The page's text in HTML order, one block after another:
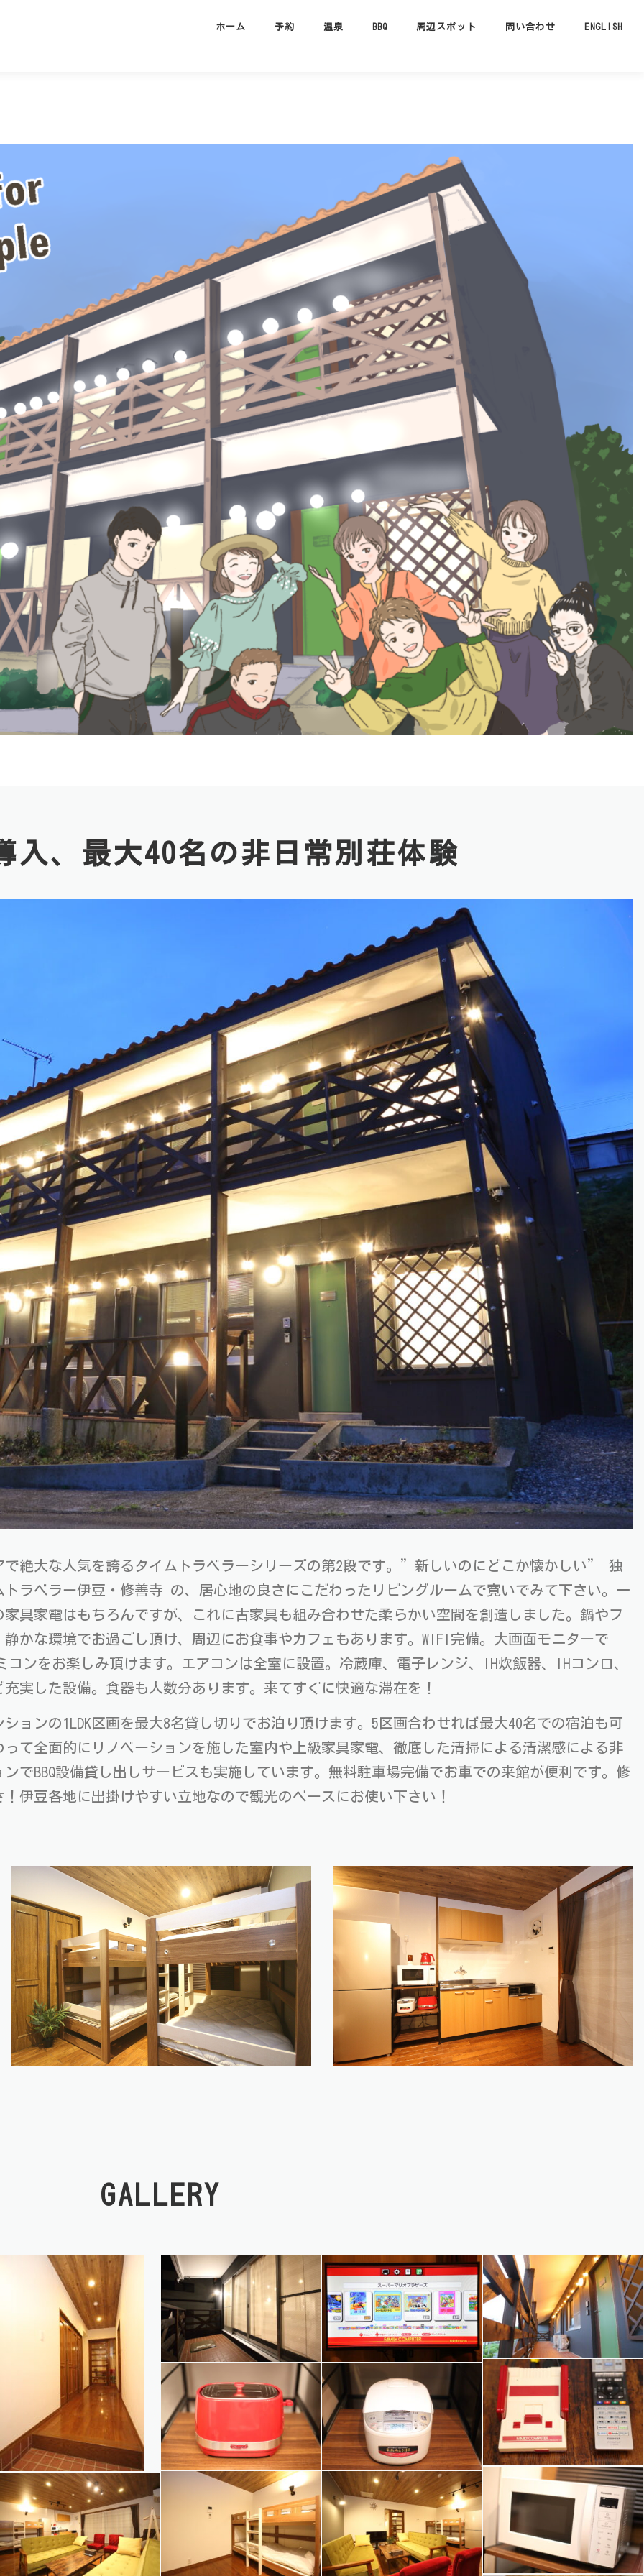
ホーム 予約 温泉 BBQ 周辺スポット 問い合わせ ENGLISH
入、最大40名の非日常別荘体験
絶大な人気を誇るタイムトラベラーシリーズの第2段です。”新しいのにどこか懐かしい” 独
ラベラー伊豆・修善寺 の、居心地の良さにこだわったリビングルームで寛いでみて下さい。一
具家電はもちろんですが、これに古家具も組み合わせた柔らかい空間を創造しました。鍋やフ
かな環境でお過ごし頂け、周辺にお食事やカフェもあります。WIFI完備。大画面モニターで
コンをお楽しみ頂けます。エアコンは全室に設置。冷蔵庫、電子レンジ、IH炊飯器、IHコンロ、
実した設備。食器も人数分あります。来てすぐに快適な滞在を！
ョンの1LDK区画を最大8名貸し切りでお泊り頂けます。5区画合わせれば最大40名での宿泊も可
て全面的にリノベーションを施した室内や上級家具家電、徹底した清掃による清潔感による非
でBBQ設備貸し出しサービスも実施しています。無料駐車場完備でお車での来館が便利です。修
伊豆各地に出掛けやすい立地なので観光のベースにお使い下さい！
GALLERY